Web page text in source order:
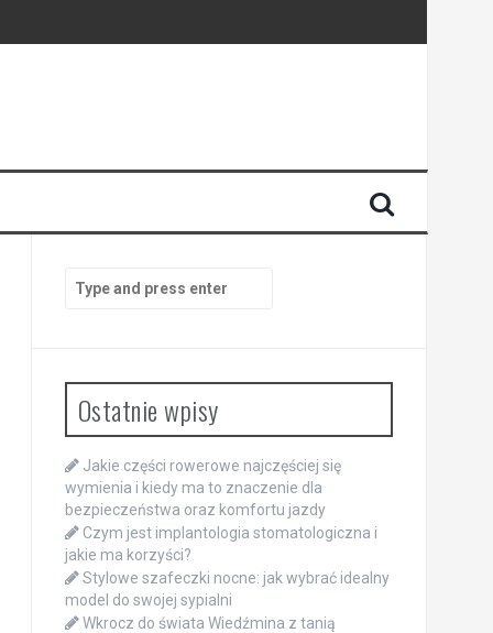
for:
Ostatnie wpisy
Jakie części rowerowe najczęściej się
wymienia i kiedy ma to znaczenie dla
bezpieczeństwa oraz komfortu jazdy
Czym jest implantologia stomatologiczna i
jakie ma korzyści?
Stylowe szafeczki nocne: jak wybrać idealny
model do swojej sypialni
Wkrocz do świata Wiedźmina z tanią